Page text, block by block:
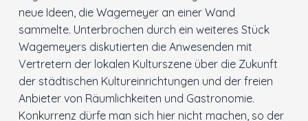
Kontakt
neue Ideen, die Wagemeyer an einer Wand
sammelte. Unterbrochen durch ein weiteres Stück
Wagemeyers diskutierten die Anwesenden mit
Vertretern der lokalen Kulturszene über die Zukunft
der städtischen Kultureinrichtungen und der freien
Anbieter von Räumlichkeiten und Gastronomie.
Konkurrenz dürfe man sich hier nicht machen, so der